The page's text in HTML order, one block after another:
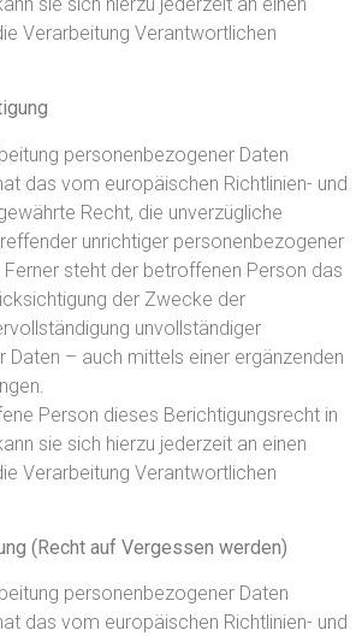
Verarbeitung Verantwortlichen
personenbezogener Daten
das vom europäischen Richtlinien- und
Recht, die unverzügliche
unrichtiger personenbezogener
Ferner steht der betroffenen Person das
der Zwecke der
unvollständiger
Daten – auch mittels einer ergänzenden
Person dieses Berichtigungsrecht in
sie sich hierzu jederzeit an einen
Verarbeitung Verantwortlichen
(Recht auf Vergessen werden)
personenbezogener Daten
das vom europäischen Richtlinien- und